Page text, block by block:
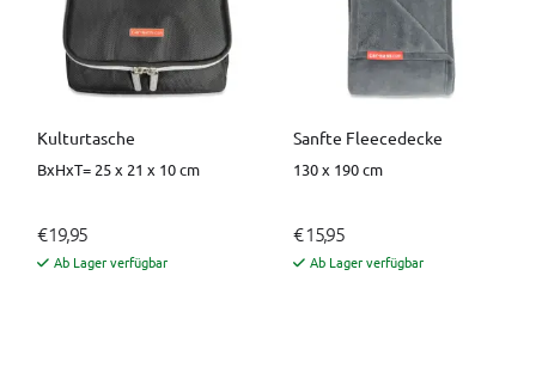
Kulturtasche
BxHxT= 25 x 21 x 10 cm
€ 19,95
Ab Lager verfügbar
Sanfte Fleecedecke
130 x 190 cm
€ 15,95
Ab Lager verfügbar